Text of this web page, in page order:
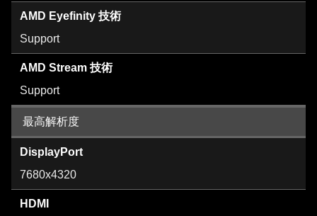
AMD Eyefinity 技術
Support
AMD Stream 技術
Support
最高解析度
DisplayPort
7680x4320
HDMI